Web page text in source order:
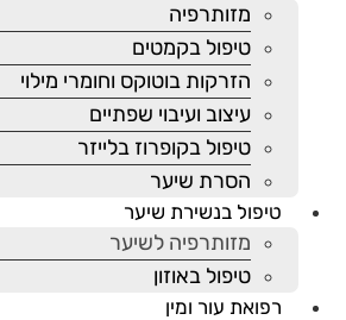
מזותרפיה
טיפול בקמטים
הזרקות בוטוקס וחומרי מילוי
עיצוב ועיבוי שפתיים
טיפול בקופרוז בלייזר
הסרת שיער
טיפול בנשירת שיער
מזותרפיה לשיער
טיפול באוזון
רפואת עור ומין